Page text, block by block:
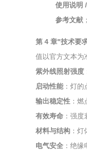
使用说明
参考文献 ；
第 4 章"技术要
值以官方文本为
紫外线照射强度
启动性能 ：灯
输出稳定性 ：
有效寿命 ：强
材料与结构 ：
电气安全 ：绝